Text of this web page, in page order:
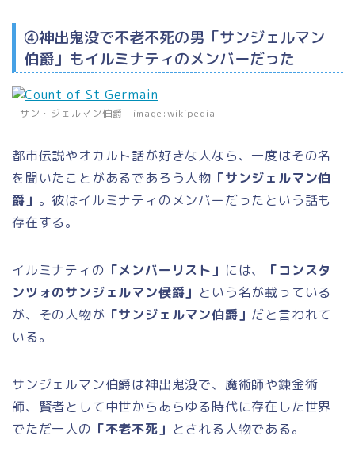
④神出鬼没で不老不死の男「サンジェルマン
伯爵」もイルミナティのメンバーだった
サン・ジェルマン伯爵 image:wikipedia
都市伝説やオカルト話が好きな人なら、一度はその名
を聞いたことがあるであろう人物 「サンジェルマン伯
爵」 。彼はイルミナティのメンバーだったという話も
存在する。
イルミナティの 「メンバーリスト」 には、
「コンスタ
ンツォのサンジェルマン侯爵」 という名が載っている
が、その人物が 「サンジェルマン伯爵」 だと言われて
いる。
サンジェルマン伯爵は神出鬼没で、魔術師や錬金術
師、賢者として中世からあらゆる時代に存在した世界
でただ一人の 「不老不死」 とされる人物である。